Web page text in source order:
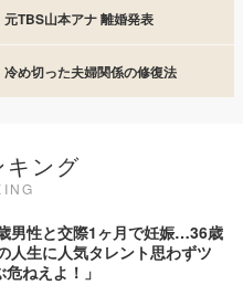
元TBS山本アナ 離婚発表
冷め切った夫婦関係の修復法
ング
男性と交際1ヶ月で妊娠…36歳
人生に人気タレント思わずツ
ねえよ！」